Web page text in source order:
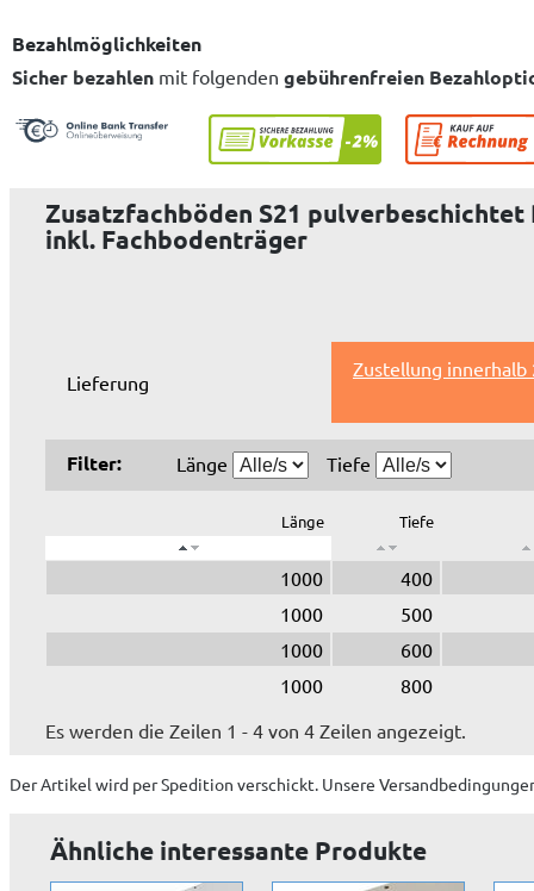
Bezahlmöglichkeiten
Sicher bezahlen mit folgenden gebührenfreien
Zusatzfachböden S21
inkl. Fachbodenträger
Lieferung
Zustellung innerhalb
Filter: Länge Tiefe
Länge Tiefe
1000
400
1000
500
1000
600
1000
800
Es werden die Zeilen 1 - 4 von 4 Zeilen angezeigt.
Der Artikel wird per Spedition verschickt. Unsere
Ähnliche interessante Produkte